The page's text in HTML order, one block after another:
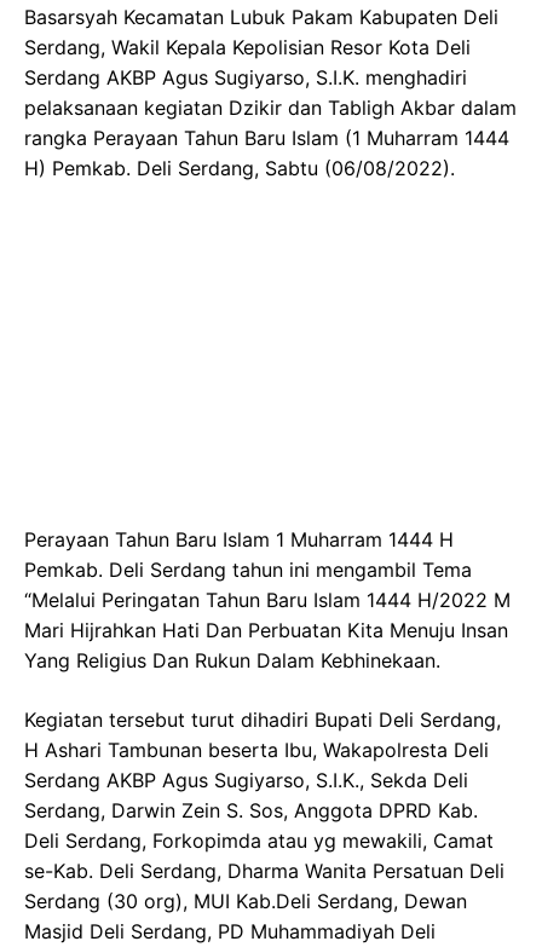
Basarsyah Kecamatan Lubuk Pakam Kabupaten Deli
Serdang, Wakil Kepala Kepolisian Resor Kota Deli
Serdang AKBP Agus Sugiyarso, S.I.K. menghadiri
pelaksanaan kegiatan Dzikir dan Tabligh Akbar dalam
rangka Perayaan Tahun Baru Islam (1 Muharram 1444
H) Pemkab. Deli Serdang, Sabtu (06/08/2022).
Perayaan Tahun Baru Islam 1 Muharram 1444 H
Pemkab. Deli Serdang tahun ini mengambil Tema
“Melalui Peringatan Tahun Baru Islam 1444 H/2022 M
Mari Hijrahkan Hati Dan Perbuatan Kita Menuju Insan
Yang Religius Dan Rukun Dalam Kebhinekaan.
Kegiatan tersebut turut dihadiri Bupati Deli Serdang,
H Ashari Tambunan beserta Ibu, Wakapolresta Deli
Serdang AKBP Agus Sugiyarso, S.I.K., Sekda Deli
Serdang, Darwin Zein S. Sos, Anggota DPRD Kab.
Deli Serdang, Forkopimda atau yg mewakili, Camat
se-Kab. Deli Serdang, Dharma Wanita Persatuan Deli
Serdang (30 org), MUI Kab.Deli Serdang, Dewan
Masjid Deli Serdang, PD Muhammadiyah Deli